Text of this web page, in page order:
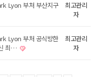
Lyon 부처 부산지구
최고관리
자
Lyon 부처 공식방한
최…
최고관리
자